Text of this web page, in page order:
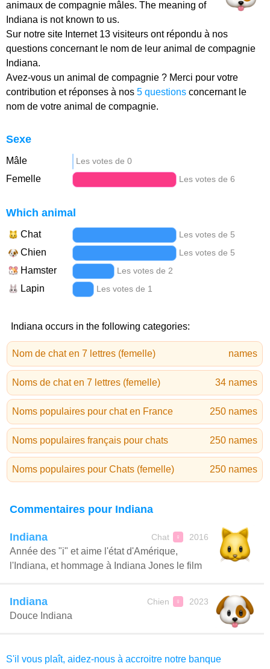
animaux de compagnie mâles. The meaning of
Indiana is not known to us.
Sur notre site Internet 13 visiteurs ont répondu à nos
questions concernant le nom de leur animal de compagnie
Indiana.
Avez-vous un animal de compagnie ? Merci pour votre
contribution et réponses à nos 5 questions concernant le
nom de votre animal de compagnie.
Sexe
Mâle Les votes de 0
Femelle Les votes de 6
Which animal
Chat Les votes de 5
Chien Les votes de 5
Hamster Les votes de 2
Lapin Les votes de 1
Indiana occurs in the following categories:
Nom de chat en 7 lettres (femelle) names
Noms de chat en 7 lettres (femelle) 34 names
Noms populaires pour chat en France 250 names
Noms populaires français pour chats 250 names
Noms populaires pour Chats (femelle) 250 names
Commentaires pour Indiana
Indiana Chat ♀ 2016
Année des "i" et aime l'état d'Amérique,
l'Indiana, et hommage à Indiana Jones le film
Indiana Chien ♀ 2023
Douce Indiana
S'il vous plaît, aidez-nous à accroitre notre banque